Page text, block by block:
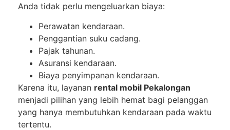
Anda tidak perlu mengeluarkan biaya:
Perawatan kendaraan.
Penggantian suku cadang.
Pajak tahunan.
Asuransi kendaraan.
Biaya penyimpanan kendaraan.
Karena itu, layanan rental mobil Pekalongan
menjadi pilihan yang lebih hemat bagi pelanggan
yang hanya membutuhkan kendaraan pada waktu
tertentu.